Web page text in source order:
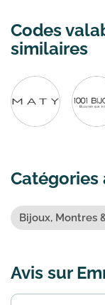
Codes
similaires
Catégories
Bijoux, Montres
Avis sur